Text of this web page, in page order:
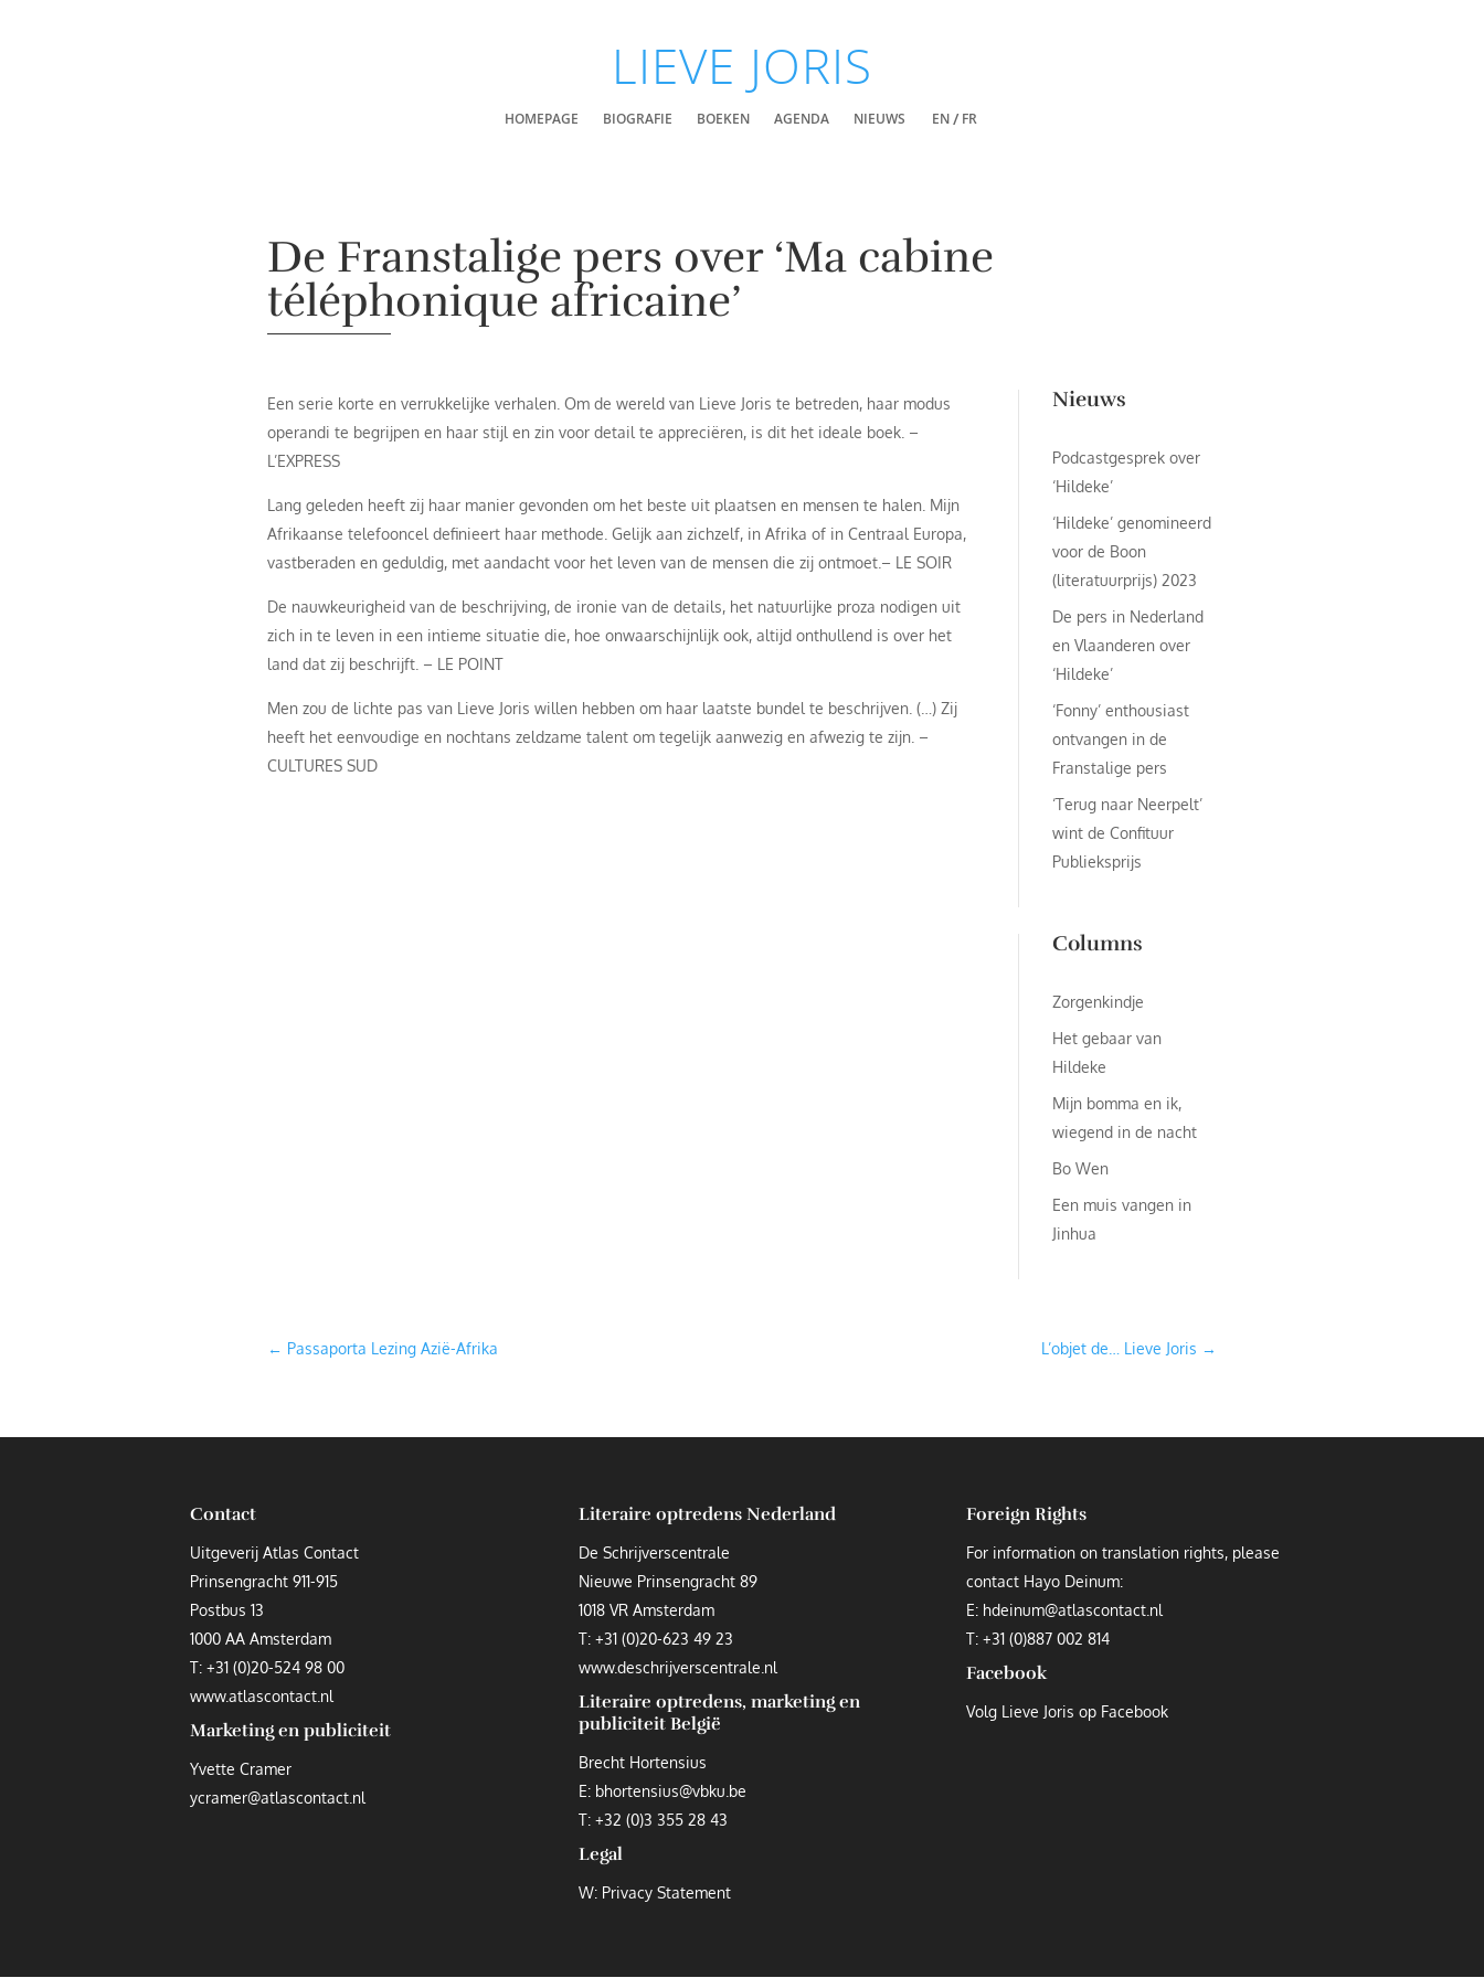
LIEVE JORIS
HOMEPAGE BIOGRAFIE BOEKEN AGENDA NIEUWS EN FR
De Franstalige pers over ‘Ma cabine
téléphonique africaine’
Een serie korte en verrukkelijke verhalen. Om de wereld van Lieve Joris te betreden, haar modus
operandi te begrijpen en haar stijl en zin voor detail te appreciëren, is dit het ideale boek. –
L’EXPRESS
Lang geleden heeft zij haar manier gevonden om het beste uit plaatsen en mensen te halen. Mijn
Afrikaanse telefooncel definieert haar methode. Gelijk aan zichzelf, in Afrika of in Centraal Europa,
vastberaden en geduldig, met aandacht voor het leven van de mensen die zij ontmoet.– LE SOIR
De nauwkeurigheid van de beschrijving, de ironie van de details, het natuurlijke proza nodigen uit
zich in te leven in een intieme situatie die, hoe onwaarschijnlijk ook, altijd onthullend is over het
land dat zij beschrijft. – LE POINT
Men zou de lichte pas van Lieve Joris willen hebben om haar laatste bundel te beschrijven. (…) Zij
heeft het eenvoudige en nochtans zeldzame talent om tegelijk aanwezig en afwezig te zijn. –
CULTURES SUD
Nieuws
Podcastgesprek over
‘Hildeke’
‘Hildeke’ genomineerd
voor de Boon
(literatuurprijs) 2023
De pers in Nederland
en Vlaanderen over
‘Hildeke’
‘Fonny’ enthousiast
ontvangen in de
Franstalige pers
‘Terug naar Neerpelt’
wint de Confituur
Publieksprijs
Columns
Zorgenkindje
Het gebaar van
Hildeke
Mijn bomma en ik,
wiegend in de nacht
Bo Wen
Een muis vangen in
Jinhua
← Passaporta Lezing Azië-Afrika L’objet de… Lieve Joris →
Contact
Uitgeverij Atlas Contact
Prinsengracht 911-915
Postbus 13
1000 AA Amsterdam
T: +31 (0)20-524 98 00
www.atlascontact.nl
Marketing en publiciteit
Yvette Cramer
ycramer@atlascontact.nl
Literaire optredens Nederland
De Schrijverscentrale
Nieuwe Prinsengracht 89
1018 VR Amsterdam
T: +31 (0)20-623 49 23
www.deschrijverscentrale.nl
Literaire optredens, marketing en
publiciteit België
Brecht Hortensius
E: bhortensius@vbku.be
T: +32 (0)3 355 28 43
Legal
W: Privacy Statement
Foreign Rights
For information on translation rights, please
contact Hayo Deinum:
E: hdeinum@atlascontact.nl
T: +31 (0)887 002 814
Facebook
Volg Lieve Joris op Facebook